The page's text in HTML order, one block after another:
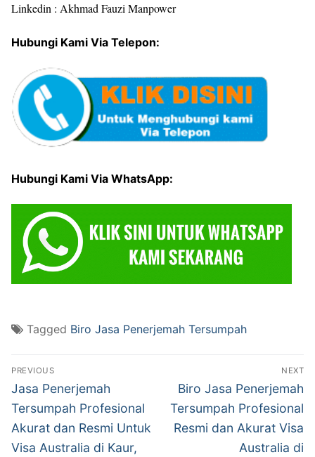
Linkedin : Akhmad Fauzi Manpower
Hubungi Kami Via Telepon:
Hubungi Kami Via WhatsApp:
Tagged Biro Jasa Penerjemah Tersumpah
Post
navigation
PREVIOUS
Previous
post:
Jasa Penerjemah
Tersumpah Profesional
Akurat dan Resmi Untuk
Visa Australia di Kaur,
NEXT
Next
post:
Biro Jasa Penerjemah
Tersumpah Profesional
Resmi dan Akurat Visa
Australia di